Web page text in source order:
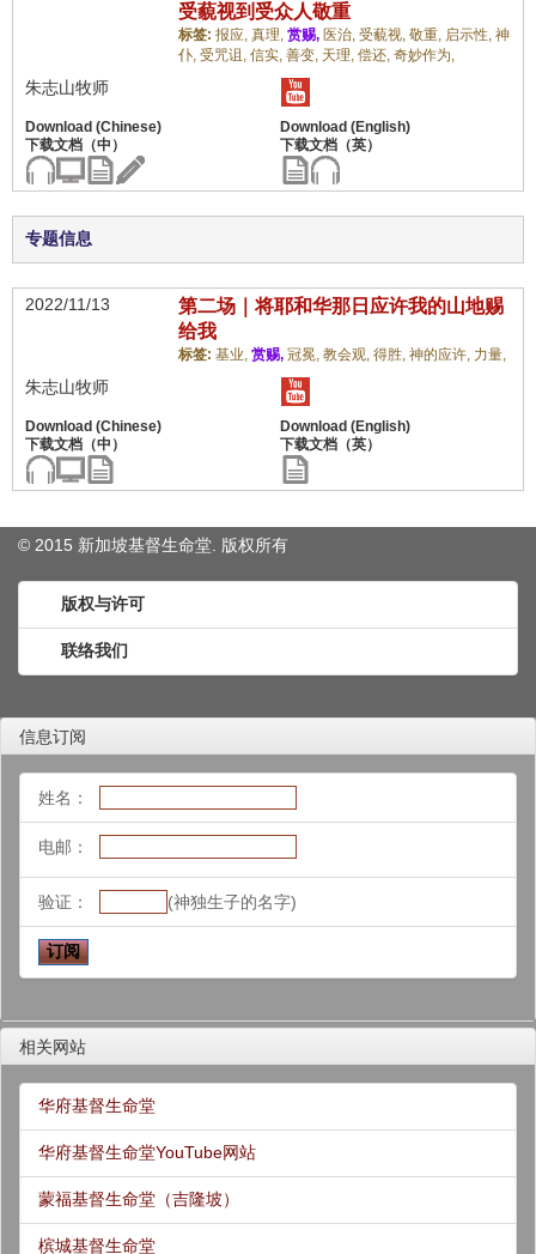
受藐视到受众人敬重
标签: 报应, 真理, 赏赐, 医治, 受藐视, 敬重, 启示性, 神
仆, 受咒诅, 信实, 善变, 天理, 偿还, 奇妙作为,
朱志山牧师
专题信息
2022/11/13
第二场｜将耶和华那日应许我的山地赐
给我
标签: 基业, 赏赐, 冠冕, 教会观, 得胜, 神的应许, 力量,
朱志山牧师
© 2015 新加坡基督生命堂. 版权所有
版权与许可
联络我们
信息订阅
姓名：
电邮：
验证： (神独生子的名字)
相关网站
华府基督生命堂
华府基督生命堂YouTube网站
蒙福基督生命堂（吉隆坡）
槟城基督生命堂